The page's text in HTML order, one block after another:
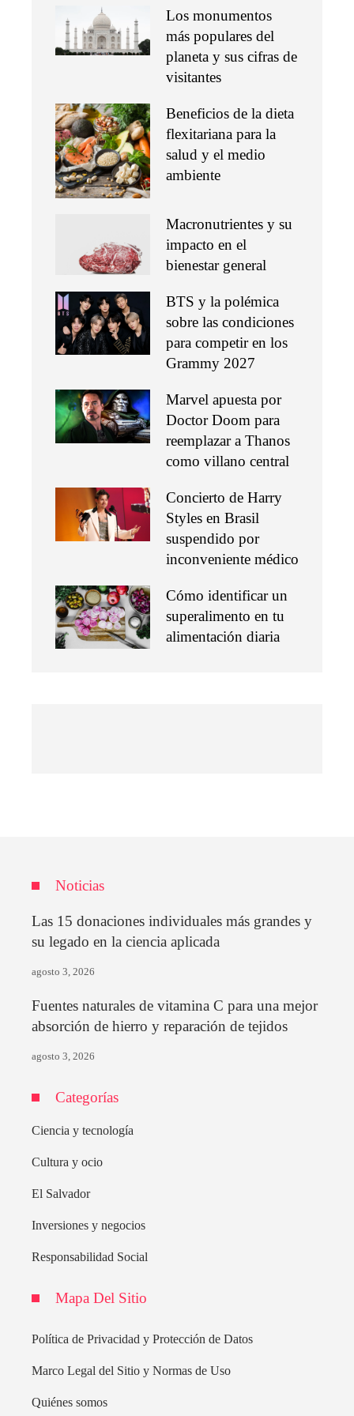
Los monumentos
más populares del
planeta y sus cifras de
visitantes
Beneficios de la dieta
flexitariana para la
salud y el medio
ambiente
Macronutrientes y su
impacto en el
bienestar general
BTS y la polémica
sobre las condiciones
para competir en los
Grammy 2027
Marvel apuesta por
Doctor Doom para
reemplazar a Thanos
como villano central
Concierto de Harry
Styles en Brasil
suspendido por
inconveniente médico
Cómo identificar un
superalimento en tu
alimentación diaria
Noticias
Las 15 donaciones individuales más grandes y
su legado en la ciencia aplicada
agosto 3, 2026
Fuentes naturales de vitamina C para una mejor
absorción de hierro y reparación de tejidos
agosto 3, 2026
Categorías
Ciencia y tecnología
Cultura y ocio
El Salvador
Inversiones y negocios
Responsabilidad Social
Mapa Del Sitio
Política de Privacidad y Protección de Datos
Marco Legal del Sitio y Normas de Uso
Quiénes somos